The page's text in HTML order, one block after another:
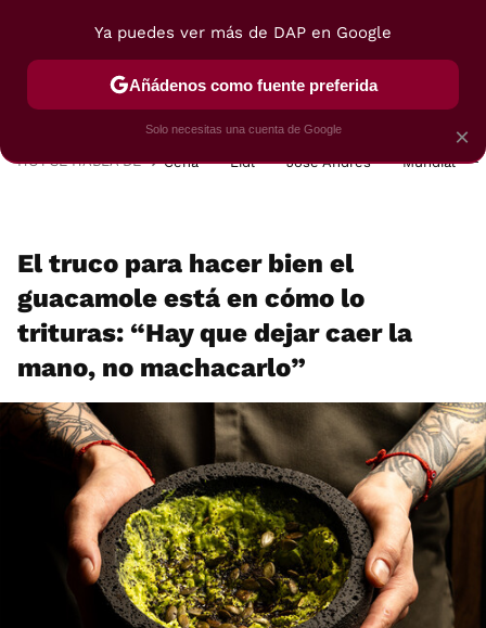
POSTRES VIAJES SELECCIÓN VEGUI
HOY SE HABLA DE Cena Lidl José Andrés Mundial
El truco para hacer bien el
guacamole está en cómo lo
trituras: “Hay que dejar caer la
mano, no machacarlo”
×
Ya puedes ver más de DAP en Google
Añádenos como fuente preferida
Solo necesitas una cuenta de Google